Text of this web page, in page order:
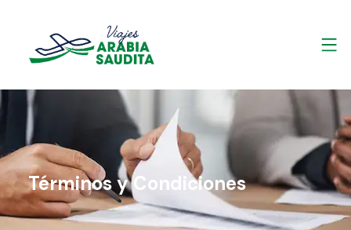
Términos y Condiciones